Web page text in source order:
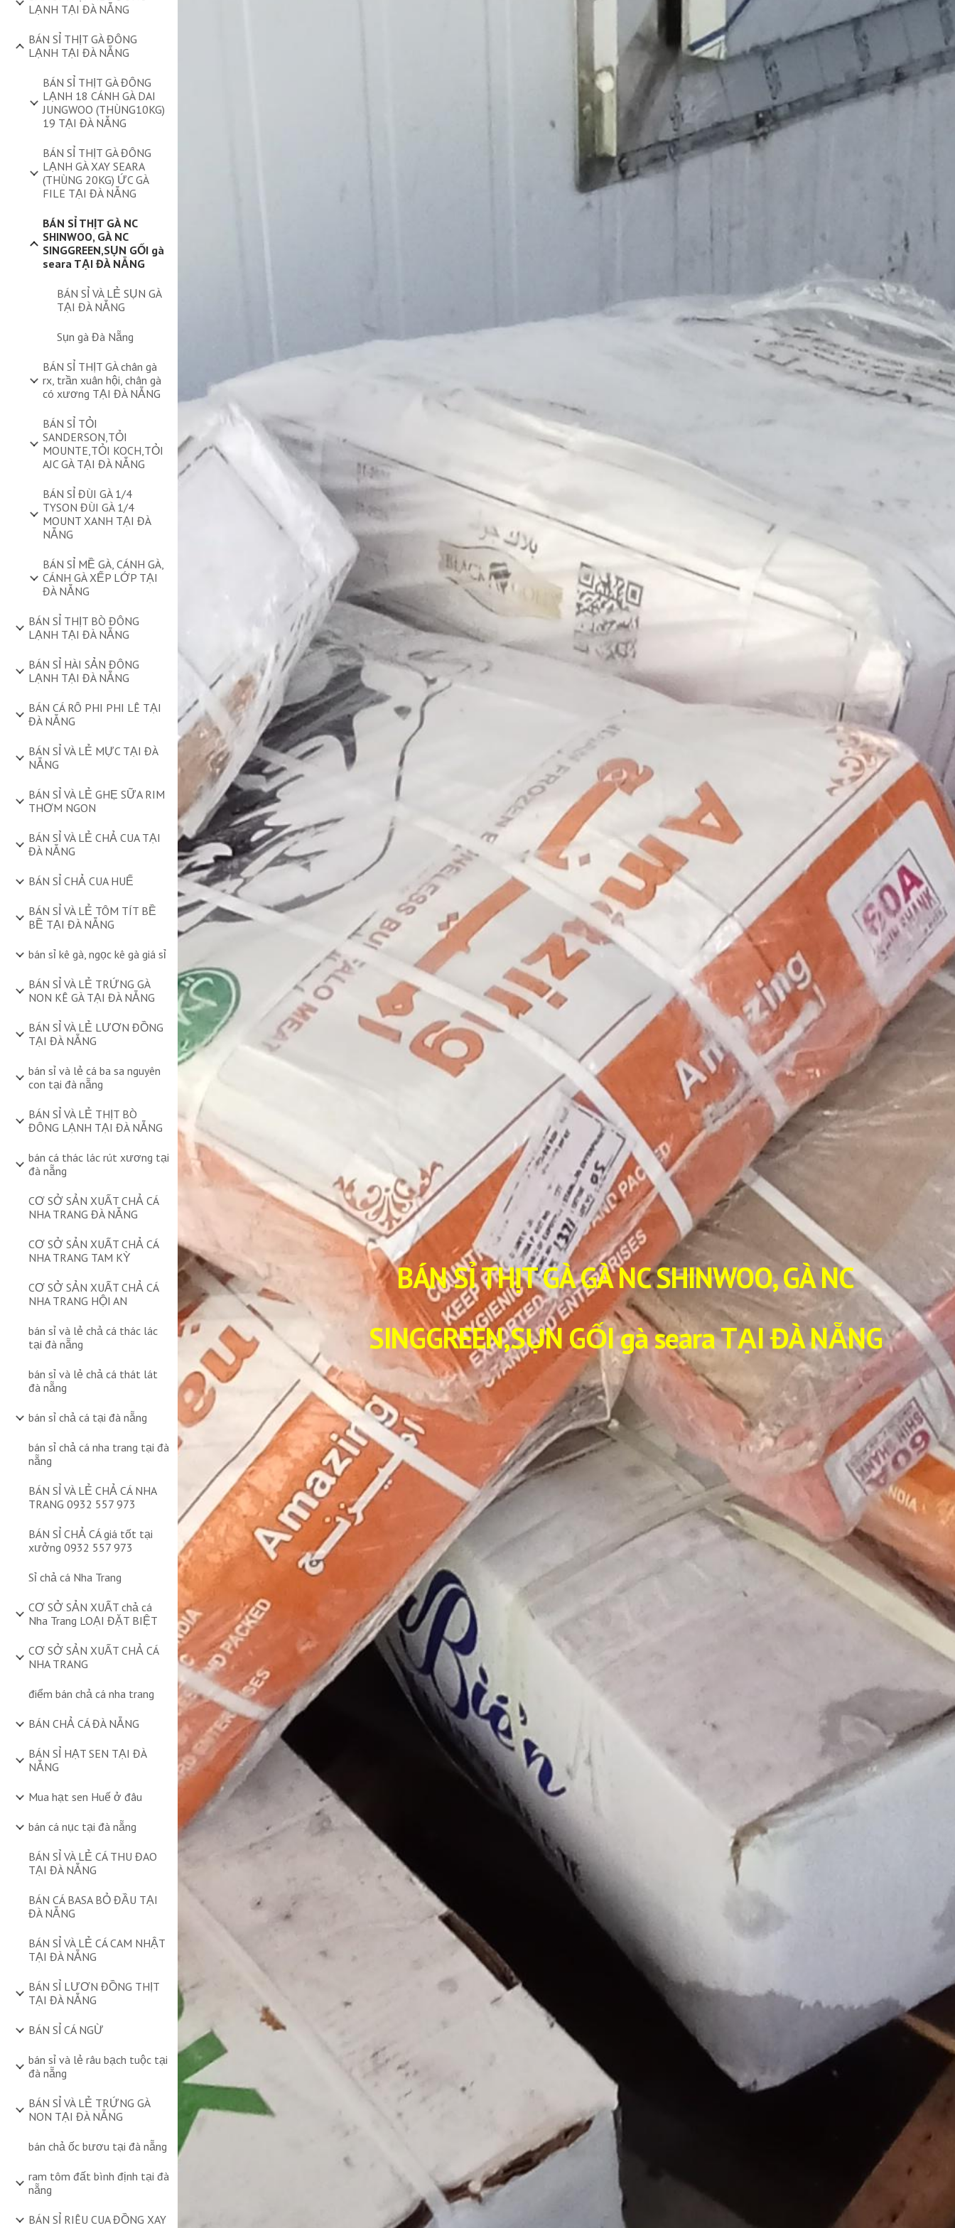
LẠNH TẠI ĐÀ NẴNG
BÁN SỈ THỊT GÀ ĐÔNG
LẠNH TẠI ĐÀ NẴNG
BÁN SỈ THỊT GÀ ĐÔNG
LẠNH 18 CÁNH GÀ DAI
JUNGWOO (THÙNG10KG)
19 TẠI ĐÀ NẴNG
BÁN SỈ THỊT GÀ ĐÔNG
LẠNH GÀ XAY SEARA
(THÙNG 20KG) ỨC GÀ
FILE TẠI ĐÀ NẴNG
BÁN SỈ THỊT GÀ NC
SHINWOO, GÀ NC
SINGGREEN,SỤN GỐI gà
seara TẠI ĐÀ NẴNG
BÁN SỈ VÀ LẺ SỤN GÀ
TẠI ĐÀ NẴNG
Sụn gà Đà Nẵng
BÁN SỈ THỊT GÀ chân gà
rx, trần xuân hội, chân gà
có xương TẠI ĐÀ NẴNG
BÁN SỈ TỎI
SANDERSON,TỎI
MOUNTE,TỎI KOCH,TỎI
AJC GÀ TẠI ĐÀ NẴNG
BÁN SỈ ĐÙI GÀ 1/4
TYSON ĐÙI GÀ 1/4
MOUNT XANH TẠI ĐÀ
NẴNG
BÁN SỈ MỀ GÀ, CÁNH GÀ,
CÁNH GÀ XẾP LỚP TẠI
ĐÀ NẴNG
BÁN SỈ THỊT BÒ ĐÔNG
LẠNH TẠI ĐÀ NẴNG
BÁN SỈ HÀI SẢN ĐÔNG
LẠNH TẠI ĐÀ NẴNG
BÁN CÁ RÔ PHI PHI LÊ TẠI
ĐÀ NẴNG
BÁN SỈ VÀ LẺ MỰC TẠI ĐÀ
NẴNG
BÁN SỈ VÀ LẺ GHẸ SỮA RIM
THƠM NGON
BÁN SỈ VÀ LẺ CHẢ CUA TẠI
ĐÀ NẴNG
BÁN SỈ CHẢ CUA HUẾ
BÁN SỈ VÀ LẺ TÔM TÍT BỀ
BỀ TẠI ĐÀ NẴNG
bán sỉ kê gà, ngọc kê gà giá sỉ
BÁN SỈ VÀ LẺ TRỨNG GÀ
NON KÊ GÀ TẠI ĐÀ NẴNG
BÁN SỈ VÀ LẺ LƯƠN ĐỒNG
TẠI ĐÀ NẴNG
bán sỉ và lẻ cá ba sa nguyên
con tại đà nẵng
BÁN SỈ VÀ LẺ THỊT BÒ
ĐÔNG LẠNH TẠI ĐÀ NẴNG
bán cá thác lác rút xương tại
đà nẵng
CƠ SỞ SẢN XUẤT CHẢ CÁ
NHA TRANG ĐÀ NẴNG
CƠ SỞ SẢN XUẤT CHẢ CÁ
NHA TRANG TAM KỲ
CƠ SỞ SẢN XUẤT CHẢ CÁ
NHA TRANG HỘI AN
bán sỉ và lẻ chả cá thác lác
tại đà nẵng
bán sỉ và lẻ chả cá thát lát
đà nẵng
bán sỉ chả cá tại đà nẵng
bán sỉ chả cá nha trang tại đà
nẵng
BÁN SỈ VÀ LẺ CHẢ CÁ NHA
TRANG 0932 557 973
BÁN SỈ CHẢ CÁ giá tốt tại
xưởng 0932 557 973
Sỉ chả cá Nha Trang
CƠ SỞ SẢN XUẤT chả cá
Nha Trang LOẠI ĐẶT BIỆT
CƠ SỞ SẢN XUẤT CHẢ CÁ
NHA TRANG
điểm bán chả cá nha trang
BÁN CHẢ CÁ ĐÀ NẴNG
BÁN SỈ HẠT SEN TẠI ĐÀ
NẴNG
Mua hạt sen Huế ở đâu
bán cá nục tại đà nẵng
BÁN SỈ VÀ LẺ CÁ THU ĐAO
TẠI ĐÀ NẴNG
BÁN CÁ BASA BỎ ĐẦU TẠI
ĐÀ NẴNG
BÁN SỈ VÀ LẺ CÁ CAM NHẬT
TẠI ĐÀ NẴNG
BÁN SỈ LƯƠN ĐỒNG THỊT
TẠI ĐÀ NẴNG
BÁN SỈ CÁ NGỪ
bán sỉ và lẻ râu bạch tuộc tại
đà nẵng
BÁN SỈ VÀ LẺ TRỨNG GÀ
NON TẠI ĐÀ NẴNG
bán chả ốc bươu tại đà nẵng
ram tôm đất bình định tại đà
nẵng
BÁN SỈ RIÊU CUA ĐỒNG XAY
BÁN SỈ THỊT GÀ GÀ NC SHINWOO, GÀ NC
SINGGREEN,SỤN GỐI gà seara TẠI ĐÀ NẴNG